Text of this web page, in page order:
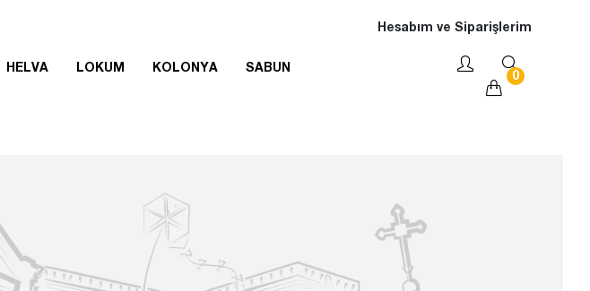
Hesabım ve Siparişlerim
HELVA LOKUM KOLONYA
SABUN
0